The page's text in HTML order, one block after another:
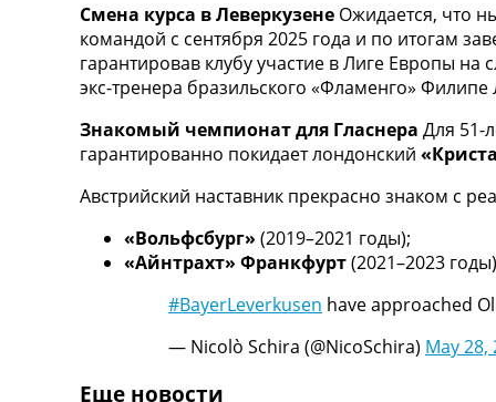
Categories
Главная
Новости футбола
Видео
Трансферы
Последние комментарии
Конкурс прогнозов
Логин
Рейтинги
Правила
Коллективный прогноз
Турниры
Украина. Премьер-Лига
Смена курса в Леверкузене Ожидается, что
командой с сентября 2025 года и по итогам
гарантировав клубу участие в Лиге Европы
экс-тренера бразильского «Фламенго» Филипе
Знакомый чемпионат для Гласнера Для 51-
гарантированно покидает лондонский
Австрийский наставник прекрасно знаком с
«Вольфсбург» (2019–2021 годы);
«Айнтрахт» Франкфурт(2021–2023
#BayerLeverkusen have approached
— Nicolò Schira (@NicoSchira) May 28,
Еще новости